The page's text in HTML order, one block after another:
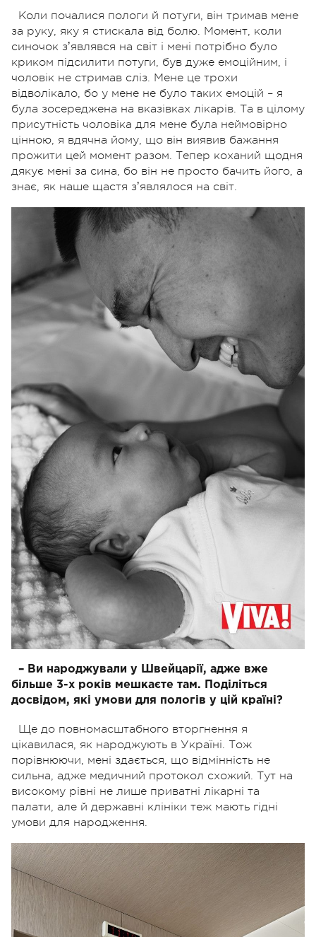
Коли почалися пологи й потуги, він тримав мене
за руку, яку я стискала від болю. Момент, коли
синочок зʼявлявся на світ і мені потрібно було
криком підсилити потуги, був дуже емоційним, і
чоловік не стримав сліз. Мене це трохи
відволікало, бо у мене не було таких емоцій – я
була зосереджена на вказівках лікарів. Та в цілому
присутність чоловіка для мене була неймовірно
цінною, я вдячна йому, що він виявив бажання
прожити цей момент разом. Тепер коханий щодня
дякує мені за сина, бо він не просто бачить його, а
знає, як наше щастя зʼявлялося на світ.
– Ви народжували у Швейцарії, адже вже
більше 3-х років мешкаєте там. Поділіться
досвідом, які умови для пологів у цій країні?
Ще до повномасштабного вторгнення я
цікавилася, як народжують в Україні. Тож
порівнюючи, мені здається, що відмінність не
сильна, адже медичний протокол схожий. Тут на
високому рівні не лише приватні лікарні та
палати, але й державні клініки теж мають гідні
умови для народження.